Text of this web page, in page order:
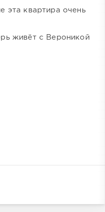
эта квартира очень
живёт с Вероникой